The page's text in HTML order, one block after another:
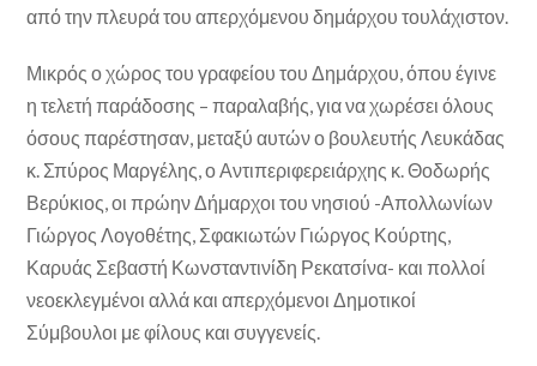
από την πλευρά του απερχόμενου δημάρχου τουλάχιστον.
Μικρός ο χώρος του γραφείου του Δημάρχου, όπου έγινε
η τελετή παράδοσης – παραλαβής, για να χωρέσει όλους
όσους παρέστησαν, μεταξύ αυτών ο βουλευτής Λευκάδας
κ. Σπύρος Μαργέλης, ο Αντιπεριφερειάρχης κ. Θοδωρής
Βερύκιος, οι πρώην Δήμαρχοι του νησιού -Απολλωνίων
Γιώργος Λογοθέτης, Σφακιωτών Γιώργος Κούρτης,
Καρυάς Σεβαστή Κωνσταντινίδη Ρεκατσίνα- και πολλοί
νεοεκλεγμένοι αλλά και απερχόμενοι Δημοτικοί
Σύμβουλοι με φίλους και συγγενείς.